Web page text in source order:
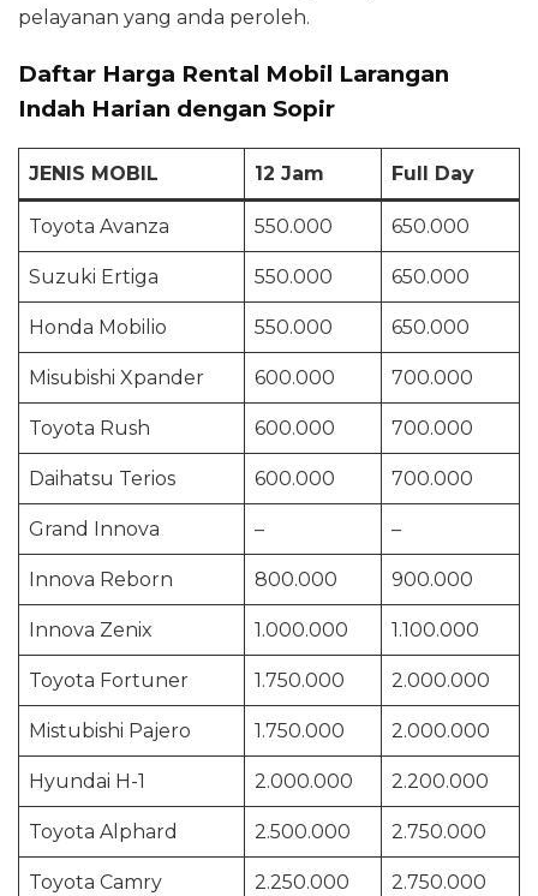
pelayanan yang anda peroleh.
Daftar Harga Rental Mobil Larangan
Indah Harian dengan Sopir
JENIS MOBIL 12 Jam Full Day
Toyota Avanza 550.000 650.000
Suzuki Ertiga 550.000 650.000
Honda Mobilio 550.000 650.000
Misubishi Xpander 600.000 700.000
Toyota Rush 600.000 700.000
Daihatsu Terios 600.000 700.000
Grand Innova – –
Innova Reborn 800.000 900.000
Innova Zenix 1.000.000 1.100.000
Toyota Fortuner 1.750.000 2.000.000
Mistubishi Pajero 1.750.000 2.000.000
Hyundai H-1 2.000.000 2.200.000
Toyota Alphard 2.500.000 2.750.000
Toyota Camry 2.250.000 2.750.000